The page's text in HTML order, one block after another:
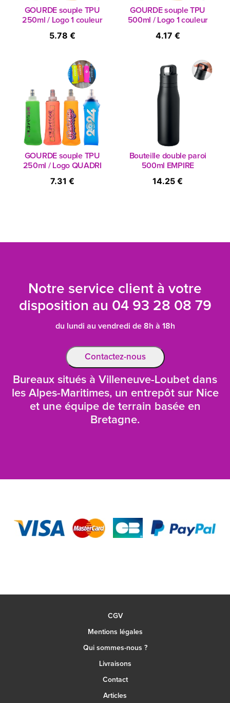
GOURDE souple TPU
250ml / Logo 1 couleur
5.78 €
GOURDE souple TPU
500ml / Logo 1 couleur
4.17 €
GOURDE souple TPU
250ml / Logo QUADRI
7.31 €
Bouteille double paroi
500ml EMPIRE
14.25 €
Notre service client à votre
disposition au 04 93 28 08 79
du lundi au vendredi de 8h à 18h
Contactez-nous
Bureaux situés à Villeneuve-Loubet dans
les Alpes-Maritimes, un entrepôt sur Nice
et une équipe de terrain basée en
Bretagne.
CGV
Mentions légales
Qui sommes-nous ?
Livraisons
Contact
Articles